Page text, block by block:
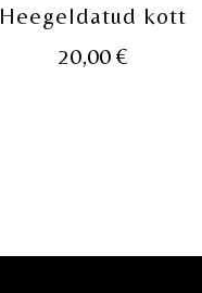
Heegeldatud kott
20,00€